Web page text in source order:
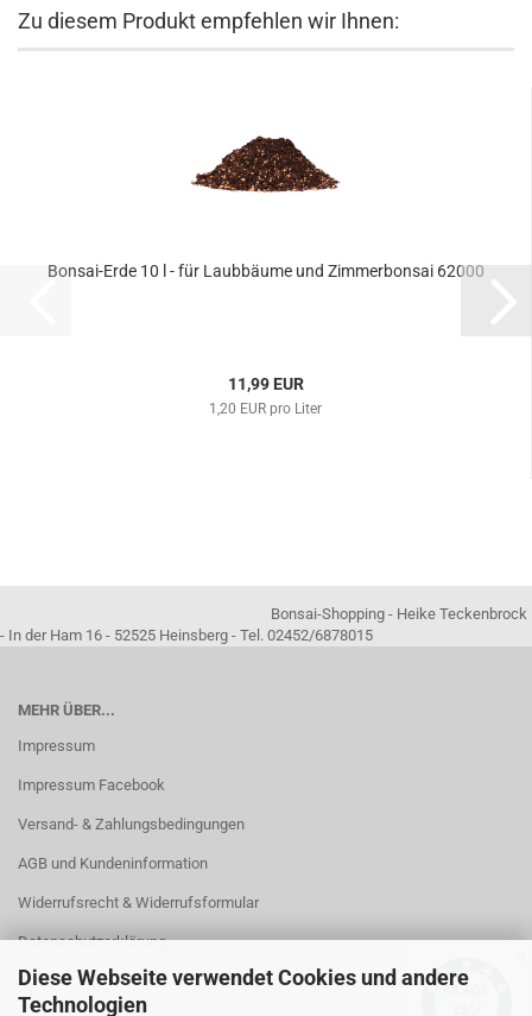
Diese Webseite verwendet Cookies und andere
Technologien
Zu diesem Produkt empfehlen wir Ihnen:
Bonsai-Erde 10 l - für Laubbäume und Zimmerbonsai 62000
11,99 EUR
1,20 EUR pro Liter
Bonsai-Shopping - Heike Teckenbrock
- In der Ham 16 - 52525 Heinsberg - Tel. 02452/6878015
MEHR ÜBER...
Impressum
Impressum Facebook
Versand- & Zahlungsbedingungen
AGB und Kundeninformation
Widerrufsrecht & Widerrufsformular
Datenschutzerklärung
Kontakt